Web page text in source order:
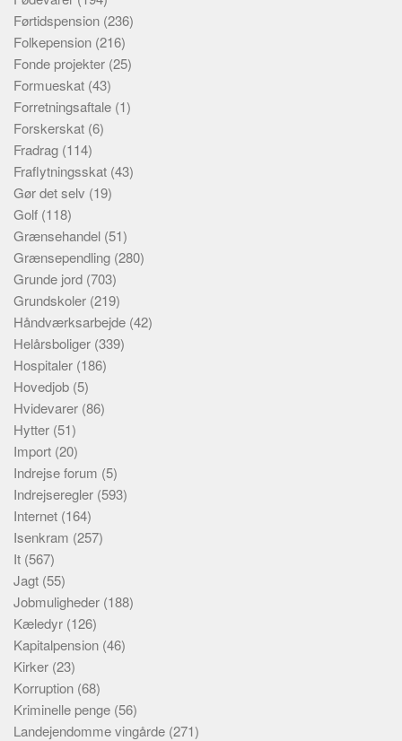
Førtidspension (236)
Folkepension (216)
Fonde projekter (25)
Formueskat (43)
Forretningsaftale (1)
Forskerskat (6)
Fradrag (114)
Fraflytningsskat (43)
Gør det selv (19)
Golf (118)
Grænsehandel (51)
Grænsependling (280)
Grunde jord (703)
Grundskoler (219)
Håndværksarbejde (42)
Helårsboliger (339)
Hospitaler (186)
Hovedjob (5)
Hvidevarer (86)
Hytter (51)
Import (20)
Indrejse forum (5)
Indrejseregler (593)
Internet (164)
Isenkram (257)
It (567)
Jagt (55)
Jobmuligheder (188)
Kæledyr (126)
Kapitalpension (46)
Kirker (23)
Korruption (68)
Kriminelle penge (56)
Landejendomme vingårde (271)